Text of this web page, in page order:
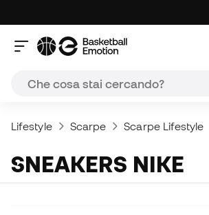
Lifestyle Scarpe Scarpe Lifestyle
SNEAKERS NIKE